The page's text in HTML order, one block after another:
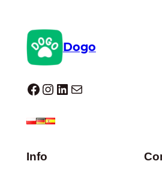
Dogo
Dogo facebook InstagramLinkedIn E-mail
Info